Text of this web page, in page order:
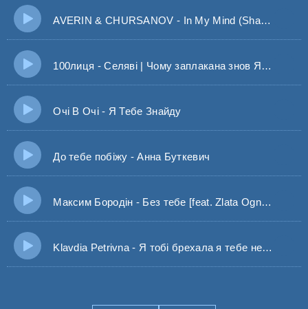
AVERIN & CHURSANOV - In My Mind (Shad0w Remix)
100лиця - Селяві | Чому заплакана знов Я ж не розлюбив
Очі В Очі - Я Тебе Знайду
До тебе побіжу - Анна Буткевич
Максим Бородін - Без тебе [feat. Zlata Ognevich]
Klavdia Petrivna - Я тобі брехала я тебе не кохала (Remix)